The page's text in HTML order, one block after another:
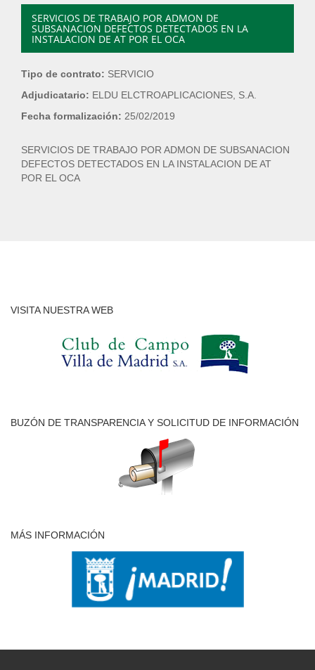
SERVICIOS DE TRABAJO POR ADMON DE
SUBSANACION DEFECTOS DETECTADOS EN LA
INSTALACION DE AT POR EL OCA
Tipo de contrato: SERVICIO
Adjudicatario: ELDU ELCTROAPLICACIONES, S.A.
Fecha formalización: 25/02/2019
SERVICIOS DE TRABAJO POR ADMON DE SUBSANACION
DEFECTOS DETECTADOS EN LA INSTALACION DE AT
POR EL OCA
VISITA NUESTRA WEB
BUZÓN DE TRANSPARENCIA Y SOLICITUD DE INFORMACIÓN
MÁS INFORMACIÓN